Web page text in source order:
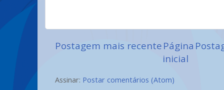
Postagem mais recentePágina
inicial
Assinar: Postar comentários (Atom)